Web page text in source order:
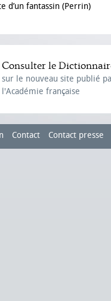
d’un fantassin (Perrin)
Consulter le
sur le nouveau site publié
l'Académie française
Contact Contact presse